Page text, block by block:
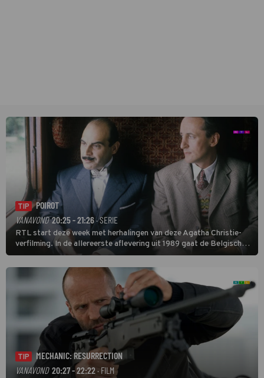
TIP
POIROT
VANAVOND 20:25 - 21:26 · SERIE
RTL start deze week met herhalingen van deze Agatha Christie-
verfilming. In de allereerste aflevering uit 1989 gaat de Belgische
speurder op zoek naar een vermiste kok. Poirot raakt al snel
verwikkeld in een moordzaak. (HH)
TIP
MECHANIC: RESURRECTION
VANAVOND 20:27 - 22:22· FILM